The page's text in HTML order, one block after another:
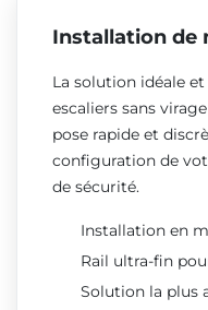
Installation de
La solution idéale
escaliers sans
pose rapide et
configuration de
de sécurité.
Installation en
Rail ultra-fin
Solution la plus